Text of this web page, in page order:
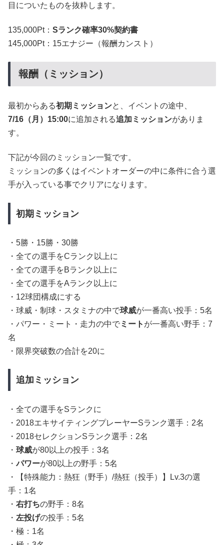
目についたものを抜粋します。
135,000Pt： Sランク確率30%契約書
145,000Pt：15エナジー（報酬カンスト）
報酬（ミッション）
最初からある初期ミッションと、イベントの途中、
7/16（月）15:00に追加される追加ミッションがありま
す。
下記が今回のミッション一覧です。
ミッションの多くはイベントオーダーの中に条件に合う選
手が入っている事でクリアになります。
初期ミッション
・5勝・15勝・30勝
・全ての選手をCランク以上に
・全ての選手をBランク以上に
・全ての選手をAランク以上に
・12球団構成にする
・球威・制球・スタミナの中で球威が一番高い投手：5名
・パワー・ミート・走力の中でミート が一番高い野手：7
名
・限界突破数の合計を20に
追加ミッション
・全ての選手をSランクに
・2018エキサイティングプレーヤーSランク選手：2名
・2018セレクションSランク選手：2名
・ 球威が80以上の投手：3名
・パワーが80以上の野手：5名
・【特殊能力：熱狂（野手）/熱狂（投手）】Lv.3の選
手：1名
・ 右打ちの野手：8名
・ 左投げの投手：5名
・極：1名